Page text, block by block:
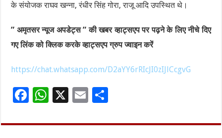
के संयोजक राघव खन्ना, रंधीर सिंह गोरा, राजू आदि उपस्थित थे।
” अमृतसर न्यूज अपडेट्स ” की खबर व्हाट्सएप पर पढ़ने के लिए नीचे दिए
गए लिंक को क्लिक करके व्हाट्सएप ग्रुप ज्वाइन करें
https://chat.whatsapp.com/D2aYY6rRIcJI0zIJlCcgvG
F
e
W
at
X
E
ai ar